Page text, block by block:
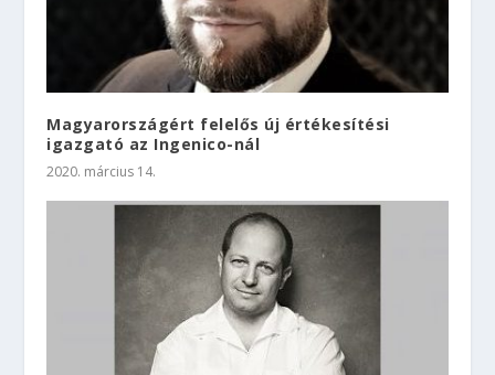
Magyarországért felelős új értékesítési
igazgató az Ingenico-nál
2020. március 14.